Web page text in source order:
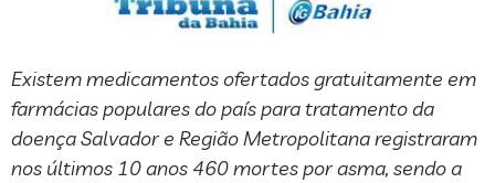
Existem medicamentos ofertados gratuitamente em
farmácias populares do país para tratamento da
doença Salvador e Região Metropolitana registraram
nos últimos 10 anos 460 mortes por asma, sendo a